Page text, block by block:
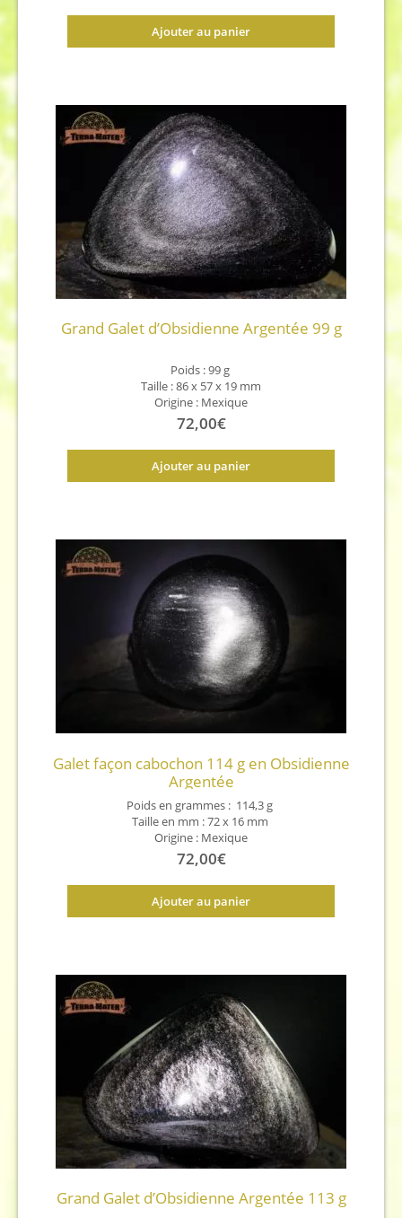
Ajouter au panier
Grand Galet d’Obsidienne Argentée 99 g
Poids :99 g
Taille :86 x 57 x 19 mm
Origine : Mexique
72,00€
Ajouter au panier
Galet façon cabochon 114 g en Obsidienne
Argentée
Poids en grammes : 114,3 g
Taille en mm :72 x 16 mm
Origine : Mexique
72,00€
Ajouter au panier
Grand Galet d’Obsidienne Argentée 113 g